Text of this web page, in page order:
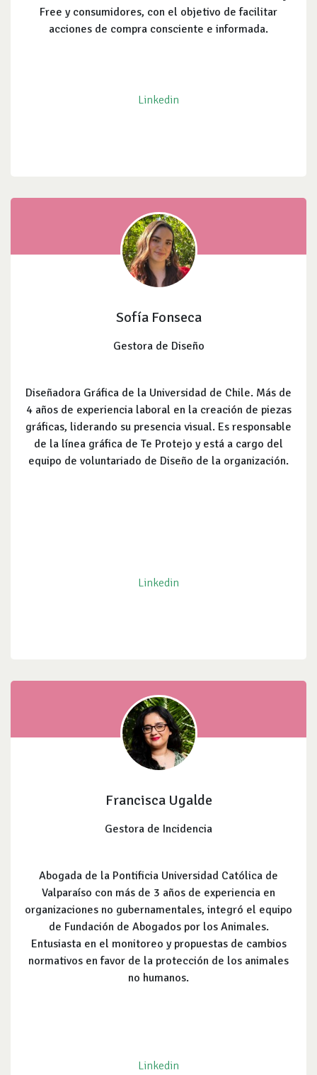
Free y consumidores, con el objetivo de facilitar
acciones de compra consciente e informada.
Linkedin
Sofía Fonseca
Gestora de Diseño
Diseñadora Gráfica de la Universidad de Chile. Más de
4 años de experiencia laboral en la creación de piezas
gráficas, liderando su presencia visual. Es responsable
de la línea gráfica de Te Protejo y está a cargo del
equipo de voluntariado de Diseño de la organización.
Linkedin
Francisca Ugalde
Gestora de Incidencia
Abogada de la Pontificia Universidad Católica de
Valparaíso con más de 3 años de experiencia en
organizaciones no gubernamentales, integró el equipo
de Fundación de Abogados por los Animales.
Entusiasta en el monitoreo y propuestas de cambios
normativos en favor de la protección de los animales
no humanos.
Linkedin